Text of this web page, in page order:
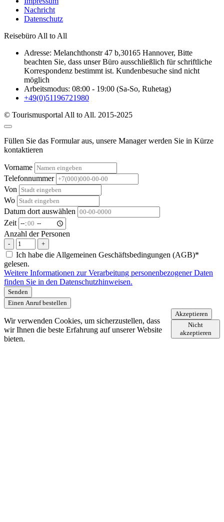
Nachricht
Datenschutz
Reisebüro All to All
Adresse: Melanchthonstr 47 b,30165 Hannover, Bitte
beachten Sie, dass unser Büro ausschließlich für schriftliche
Korrespondenz bestimmt ist. Kundenbesuche sind nicht
möglich
Arbeitsmodus: 08:00 - 19:00 (Sa-So, Ruhetag)
+49(0)51196721980
© Tourismusportal All to All. 2015-2025
Füllen Sie das Formular aus, unsere Manager werden Sie in Kürze
kontaktieren
Vorname
Telefonnummer
Von
Wo
Datum dort auswählen
Zeit
Anzahl der Personen
- +
Ich habe die Allgemeinen Geschäftsbedingungen (AGB)*
gelesen.
Weitere Informationen zur Verarbeitung personenbezogener Daten
finden Sie in den Datenschutzhinweisen.
Senden
Einen Anruf bestellen
Wir verwenden Cookies, um sicherzustellen, dass
wir Ihnen die beste Erfahrung auf unserer Website
bieten.
Akzeptieren
Nicht
akzeptieren